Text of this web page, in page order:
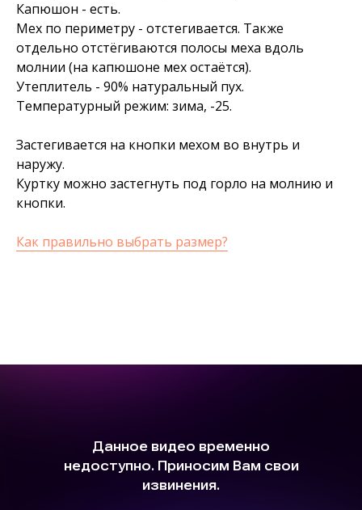
Капюшон - есть.
Мех по периметру - отстегивается. Также
отдельно отстёгиваются полосы меха вдоль
молнии (на капюшоне мех остаётся).
Утеплитель - 90% натуральный пух.
Температурный режим: зима, -25.
Застегивается на кнопки мехом во внутрь и
наружу.
Куртку можно застегнуть под горло на молнию и
кнопки.
Как правильно выбрать размер?